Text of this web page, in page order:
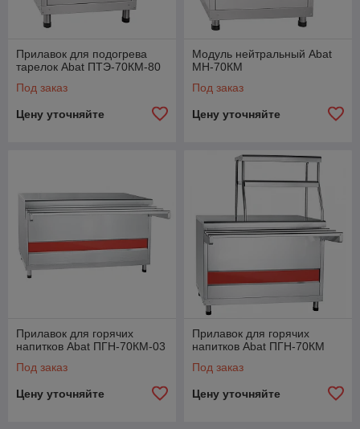
Прилавок для подогрева
тарелок Abat ПТЭ-70КМ-80
Под заказ
Цену уточняйте
Модуль нейтральный Abat
МН-70КМ
Под заказ
Цену уточняйте
Прилавок для горячих
напитков Abat ПГН-70КМ-03
Под заказ
Цену уточняйте
Прилавок для горячих
напитков Abat ПГН-70КМ
Под заказ
Цену уточняйте